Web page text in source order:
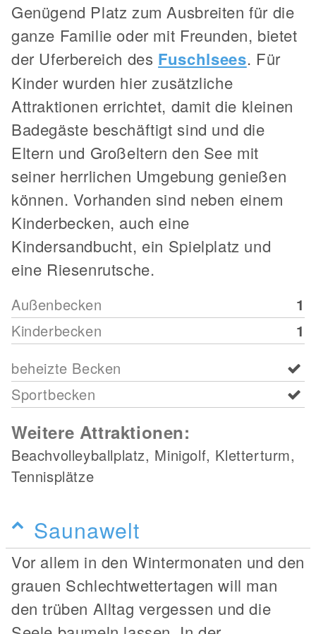
Genügend Platz zum Ausbreiten für die
ganze Familie oder mit Freunden, bietet
der Uferbereich des Fuschlsees. Für
Kinder wurden hier zusätzliche
Attraktionen errichtet, damit die kleinen
Badegäste beschäftigt sind und die
Eltern und Großeltern den See mit
seiner herrlichen Umgebung genießen
können. Vorhanden sind neben einem
Kinderbecken, auch eine
Kindersandbucht, ein Spielplatz und
eine Riesenrutsche.
Außenbecken
1
Kinderbecken
1
beheizte Becken
Sportbecken
Weitere Attraktionen:
Beachvolleyballplatz, Minigolf, Kletterturm,
Tennisplätze
Saunawelt
Vor allem in den Wintermonaten und den
grauen Schlechtwettertagen will man
den trüben Alltag vergessen und die